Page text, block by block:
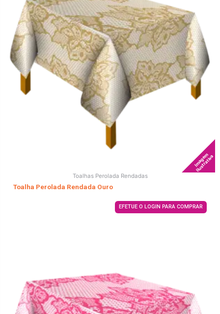
Imagem
Ilustrativa
Toalhas Perolada Rendadas
Toalha Perolada Rendada Ouro
EFETUE O LOGIN PARA COMPRAR